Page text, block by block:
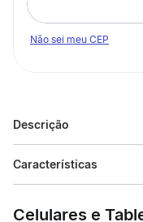
Não sei meu CEP
Descrição
desenvolvdia para
conforto. Estas
Características
Celulares e